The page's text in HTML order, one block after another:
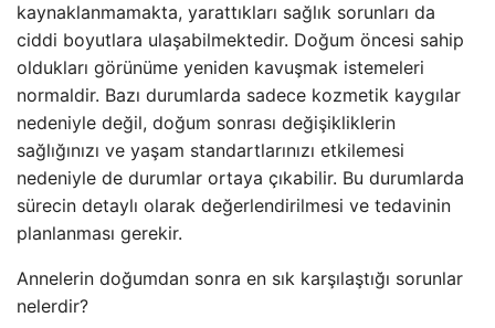
kaynaklanmamakta, yarattıkları sağlık sorunları da
ciddi boyutlara ulaşabilmektedir. Doğum öncesi sahip
oldukları görünüme yeniden kavuşmak istemeleri
normaldir. Bazı durumlarda sadece kozmetik kaygılar
nedeniyle değil, doğum sonrası değişikliklerin
sağlığınızı ve yaşam standartlarınızı etkilemesi
nedeniyle de durumlar ortaya çıkabilir. Bu durumlarda
sürecin detaylı olarak değerlendirilmesi ve tedavinin
planlanması gerekir.
Annelerin doğumdan sonra en sık karşılaştığı sorunlar
nelerdir?